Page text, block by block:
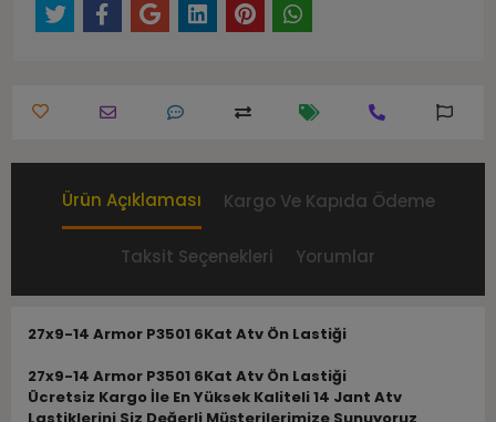
Ürün Açıklaması Kargo Ve Kapıda Ödeme
Taksit Seçenekleri Yorumlar
27x9-14 Armor P3501 6Kat Atv Ön Lastiği
27x9-14 Armor P3501 6Kat Atv Ön Lastiği
Ücretsiz Kargo İle En Yüksek Kaliteli 14 Jant Atv